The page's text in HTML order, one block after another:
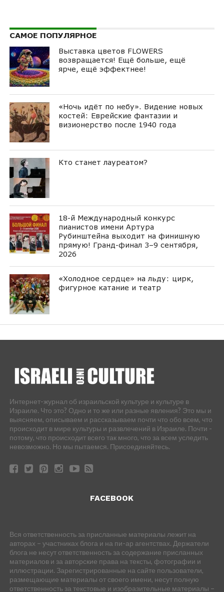
САМОЕ ПОПУЛЯРНОЕ
Выставка цветов FLOWERS
возвращается! Ещё больше, ещё
ярче, ещё эффектнее!
«Ночь идёт по небу». Видение новых
костей: Еврейские фантазии и
визионерство после 1940 года
Кто станет лауреатом?
18-й Международный конкурс
пианистов имени Артура
Рубинштейна выходит на финишную
прямую! Гранд-финал 3–9 сентября,
2026
«Холодное сердце» на льду: цирк,
фигурное катание и театр
Интернет-журнал об израильской культуре и культуре в
Израиле. Что это? Одно и то же или разные явления? Это мы и
выясняем, описываем и рассказываем почти что обо всем, что
происходит в мире культуры и развлечений в Израиле. Почти -
потому, что происходит всего так много, что за всем уследить
невозможно. Но мы пытаемся. Присоединяйтесь.
FACEBOOK
Вся ответственность за присланные материалы лежит на
авторах – участниках блога и на пи-ар агентствах. Держатели
блога не несут ответственность за содержание присланных
материалов и за авторские права на тексты, фотографии и
иллюстрации. Зарегистрированные на сайте пользователи,
размещающие материалы от своего имени, несут полную
ответственность за текстовые и изобразительные материалы –